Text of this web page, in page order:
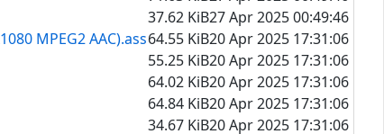
37.62 KiB27 Apr 2025 00:49:46
MPEG2 AAC).ass64.55 KiB20 Apr 2025 17:31:06
55.25 KiB20 Apr 2025 17:31:06
64.02 KiB20 Apr 2025 17:31:06
64.84 KiB20 Apr 2025 17:31:06
34.67 KiB20 Apr 2025 17:31:06